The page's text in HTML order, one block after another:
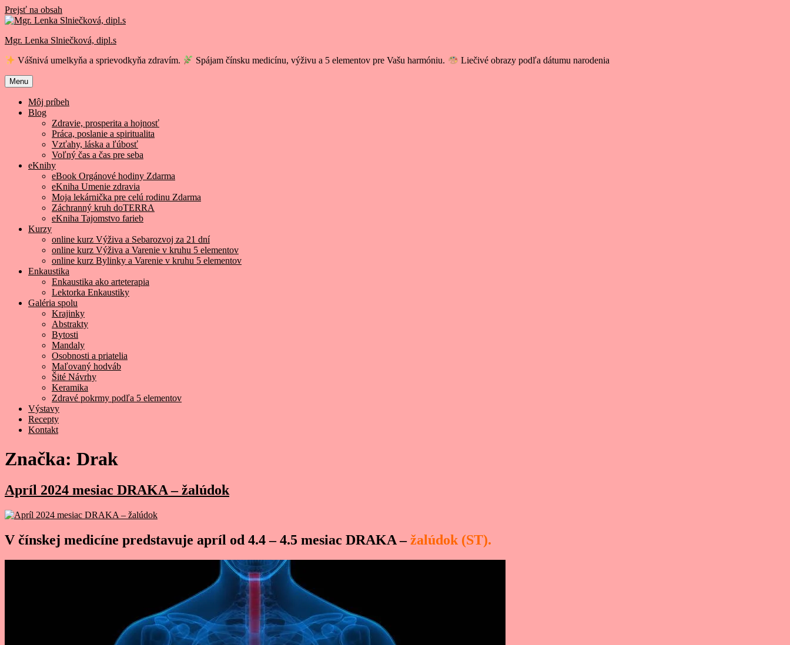
Prejsť na obsah
Mgr. Lenka Slniečková, dipl.s
Vášnivá umelkyňa a sprievodkyňa zdravím. Spájam čínsku medicínu, výživu a 5 elementov pre Vašu harmóniu. Liečivé obrazy podľa dátumu narodenia
Menu
Môj príbeh
Blog
Zdravie, prosperita a hojnosť
Práca, poslanie a spiritualita
Vzťahy, láska a ľúbosť
Voľný čas a čas pre seba
eKnihy
eBook Orgánové hodiny Zdarma
eKniha Umenie zdravia
Moja lekárnička pre celú rodinu Zdarma
Záchranný kruh doTERRA
eKniha Tajomstvo farieb
Kurzy
online kurz Výživa a Sebarozvoj za 21 dní
online kurz Výživa a Varenie v kruhu 5 elementov
online kurz Bylinky a Varenie v kruhu 5 elementov
Enkaustika
Enkaustika ako arteterapia
Lektorka Enkaustiky
Galéria spolu
Krajinky
Abstrakty
Bytosti
Mandaly
Osobnosti a priatelia
Maľovaný hodváb
Šité Návrhy
Keramika
Zdravé pokrmy podľa 5 elementov
Výstavy
Recepty
Kontakt
Značka: Drak
Apríl 2024 mesiac DRAKA – žalúdok
V čínskej medicíne predstavuje apríl od 4.4 – 4.5 mesiac DRAKA – žalúdok (ST).